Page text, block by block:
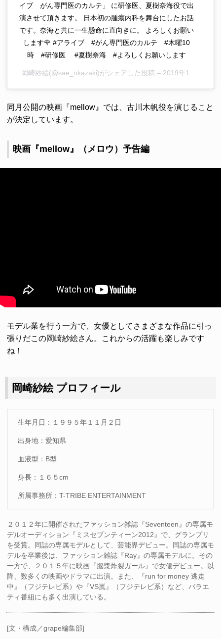
イブ がん専門医のカルテ」 に研修医、夏樹奈海役で出
演させて頂きます。 日本初の腫瘍内科を舞台にしたお話
です。奈海と共に一生懸命に直向きに。 よろしくお願い
します🌹 #アライブ #がん専門医のカルテ #木曜10
時 #研修医 #夏樹奈海 #よろしくお願いします
岡崎紗絵(@sae_okazaki)がシェアした投稿 – 2019年11月月21日午後5時31分PST
同月公開の映画『mellow』では、古川木帆役を演じること
が決定しています。
映画『mellow』（メロウ）予告編
モデル業を行う一方で、女優としてさまざまな作品に引っ
張りだこの岡崎紗絵さん。これからの活躍も楽しみです
ね！
岡崎紗絵 プロフィール
生年月日：１９９５年１１月２日
出身地：愛知県
血液型：B型
身長：１６５cm
所属事務所：T-TRIBE ENTERTAINMENT
２０１２年に開催されたファッション雑誌『Seventeen』の専属モ
デルオーディション『ミスセブンティーン2012』で、グランプリ
を受賞。同誌の専属モデルとして、芸能界デビュー。同誌の専属モ
デルを卒業後は、ファッション雑誌『Ray』の専属モデルに。その
一方で、２０１５年に映画『脳漿炸裂ガール』で女優デビュー。以
降、数多くの映画やドラマに出演。また、『run for money 逃走
中』（フジテレビ系）や『VS嵐』（フジテレビ系）など、バラエ
ティ番組にも多く出演している。
[文・構成／grape編集部]